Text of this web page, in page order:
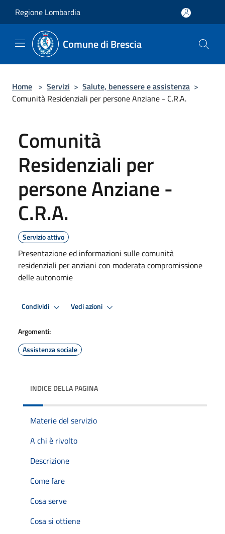
Regione Lombardia
Comune di Brescia
Home > Servizi > Salute, benessere e assistenza >
Comunità Residenziali per persone Anziane - C.R.A.
Comunità
Residenziali per
persone Anziane -
C.R.A.
Servizio attivo
Presentazione ed informazioni sulle comunità
residenziali per anziani con moderata compromissione
delle autonomie
Condividi Vedi azioni
Argomenti:
Assistenza sociale
INDICE DELLA PAGINA
Materie del servizio
A chi è rivolto
Descrizione
Come fare
Cosa serve
Cosa si ottiene